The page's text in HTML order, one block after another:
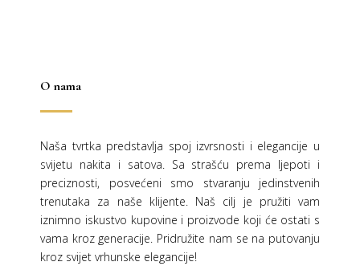
O nama
Naša tvrtka predstavlja spoj izvrsnosti i elegancije u
svijetu nakita i satova. Sa strašću prema ljepoti i
preciznosti, posvećeni smo stvaranju jedinstvenih
trenutaka za naše klijente. Naš cilj je pružiti vam
iznimno iskustvo kupovine i proizvode koji će ostati s
vama kroz generacije. Pridružite nam se na putovanju
kroz svijet vrhunske elegancije!